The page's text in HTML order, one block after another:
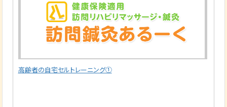
高齢者の自宅セルトレーニング①